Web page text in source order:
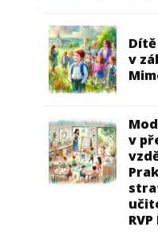
Dítě
v
v
RVP